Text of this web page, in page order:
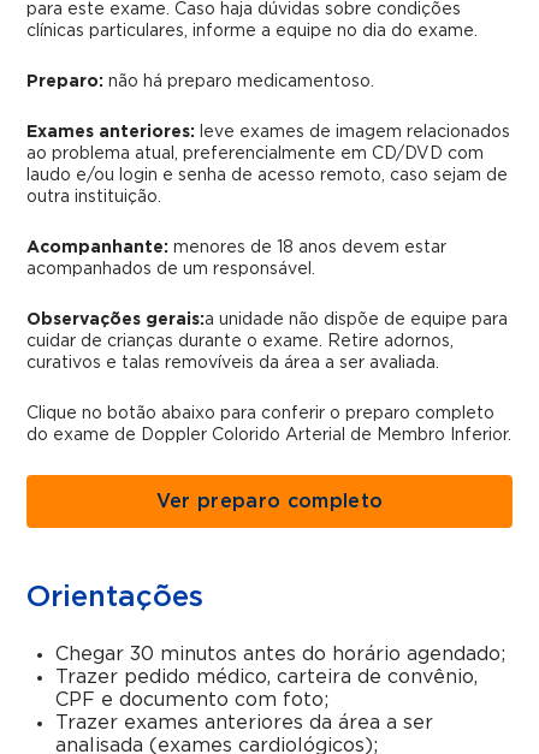
para este exame. Caso haja dúvidas sobre condições
clínicas particulares, informe a equipe no dia do exame.
Preparo:não há preparo medicamentoso.
Exames anteriores:
leve exames de imagem relacionados
ao problema atual, preferencialmente em CD/DVD com
laudo e/ou login e senha de acesso remoto, caso sejam de
outra instituição.
Acompanhante: menores de 18 anos devem estar
acompanhados de um responsável.
Observações gerais:a unidade não dispõe de equipe para
cuidar de crianças durante o exame. Retire adornos,
curativos e talas removíveis da área a ser avaliada.
Clique no botão abaixo para conferir o preparo completo
do exame de Doppler Colorido Arterial de Membro Inferior.
Ver preparo completo
Orientações
Chegar 30 minutos antes do horário agendado;
Trazer pedido médico, carteira de convênio,
CPF e documento com foto;
Trazer exames anteriores da área a ser
analisada (exames cardiológicos);